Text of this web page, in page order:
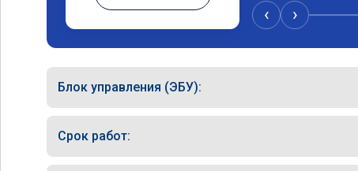
‹ ›
Блок управления (ЭБУ):
Срок работ: